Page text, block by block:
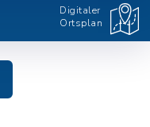
Digitaler
Ortsplan